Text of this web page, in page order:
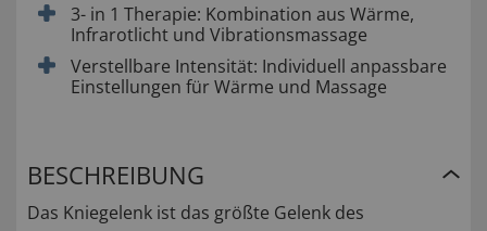
3- in 1 Therapie: Kombination aus Wärme,
Infrarotlicht und Vibrationsmassage
Verstellbare Intensität: Individuell anpassbare
Einstellungen für Wärme und Massage
BESCHREIBUNG
Das Kniegelenk ist das größte Gelenk des